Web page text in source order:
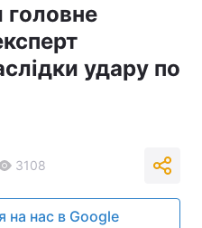
головне
удару по
3108
на нас в Google